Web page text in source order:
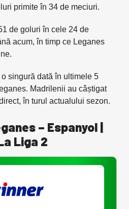
primite în 34 de meciuri.
de goluri în cele 24 de
acum, în timp ce Leganes
singură dată în ultimele 5
Madrilenii au câștigat
în turul actualului sezon.
– Espanyol |
Liga 2